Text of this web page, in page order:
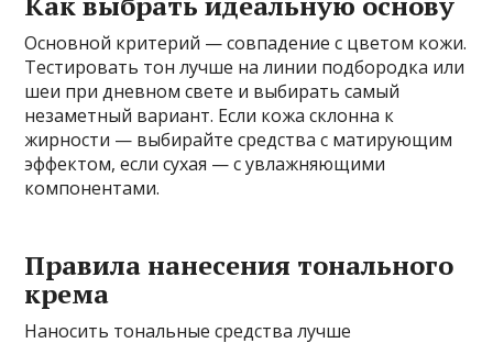
Основной критерий — совпадение с цветом кожи.
Тестировать тон лучше на линии подбородка или
шеи при дневном свете и выбирать самый
незаметный вариант. Если кожа склонна к
жирности — выбирайте средства с матирующим
эффектом, если сухая — с увлажняющими
компонентами.
Правила нанесения тонального
крема
Наносить тональные средства лучше